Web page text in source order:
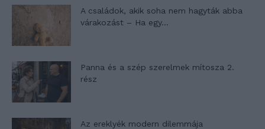
A családok, akik soha nem hagyták abba
várakozást – Ha egy...
Panna és a szép szerelmek mítosza 2.
rész
Az ereklyék modern dilemmája